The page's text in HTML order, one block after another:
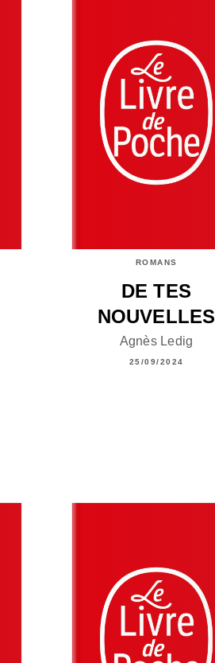
ROMANS
DE TES
NOUVELLES
Agnès Ledig
25/09/2024